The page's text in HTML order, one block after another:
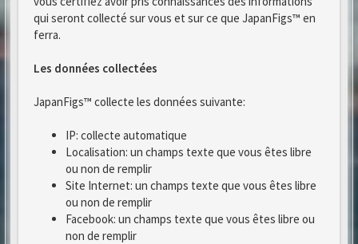
qui seront collecté sur vous et sur ce que JapanFigs™ en
ferra.
Les données collectées
JapanFigs™ collecte les données suivante:
IP: collecte automatique
Localisation: un champs texte que vous êtes libre
ou non de remplir
Site Internet: un champs texte que vous êtes libre
ou non de remplir
Facebook: un champs texte que vous êtes libre ou
non de remplir